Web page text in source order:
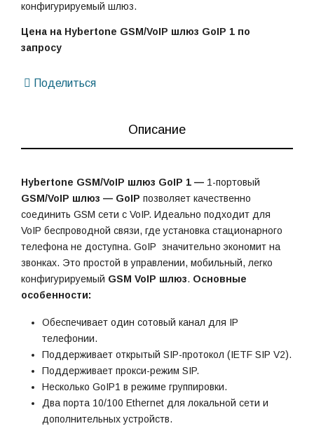
конфигурируемый шлюз.
Цена на Hybertone GSM/VoIP шлюз GoIP 1 по
запросу
Поделиться
Описание
Hybertone GSM/VoIP шлюз GoIP 1 — 1-портовый
GSM/VoIP шлюз — GoIP позволяет качественно
соединить GSM сети с VoIP. Идеально подходит для
VoIP беспроводной связи, где установка стационарного
телефона не доступна. GoIP значительно экономит на
звонках. Это простой в управлении, мобильный, легко
конфигурируемый GSM VoIP шлюз. Основные
особенности:
Обеспечивает один сотовый канал для IP
телефонии.
Поддерживает открытый SIP-протокол (IETF SIP V2).
Поддерживает прокси-режим SIP.
Несколько GoIP1 в режиме группировки.
Два порта 10/100 Ethernet для локальной сети и
дополнительных устройств.